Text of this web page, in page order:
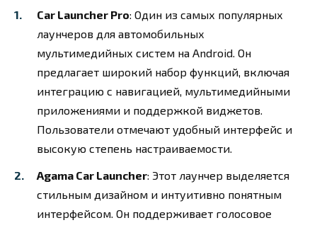
Car Launcher Pro: Один из самых популярных
лаунчеров для автомобильных
мультимедийных систем на Android. Он
предлагает широкий набор функций, включая
интеграцию с навигацией, мультимедийными
приложениями и поддержкой виджетов.
Пользователи отмечают удобный интерфейс и
высокую степень настраиваемости.
Agama Car Launcher: Этот лаунчер выделяется
стильным дизайном и интуитивно понятным
интерфейсом. Он поддерживает голосовое